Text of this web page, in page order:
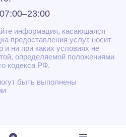
информация, касающаяся
предоставления услуг, носит
ни при каких условиях не
определяемой положениями
кодекса РФ.
быть выполнены